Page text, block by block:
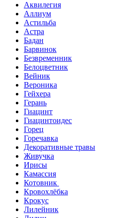
Аквилегия
Аллиум
Астильба
Астра
Бадан
Барвинок
Безвременник
Белоцветник
Вейник
Вероника
Гейхера
Герань
Гиацинт
Гиацинтоидес
Горец
Горечавка
Декоративные травы
Живучка
Ирисы
Камассия
Котовник
Кровохлёбка
Крокус
Лилейник